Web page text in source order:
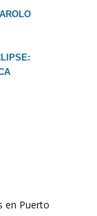
en Puerto